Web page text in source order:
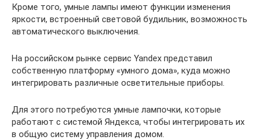
Кроме того, умные лампы имеют функции изменения
яркости, встроенный световой будильник, возможность
автоматического выключения.
На российском рынке сервис Yandex представил
собственную платформу «умного дома», куда можно
интегрировать различные осветительные приборы.
Для этого потребуются умные лампочки, которые
работают с системой Яндекса, чтобы интегрировать их
в общую систему управления домом.